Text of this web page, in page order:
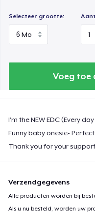
Selecteer grootte:
Voeg toe
I'm the NEW EDC (Every
Funny baby onesie-
Thank you for your support.
Verzendgegevens
Alle producten worden bij
Als u nu besteld, worden uw